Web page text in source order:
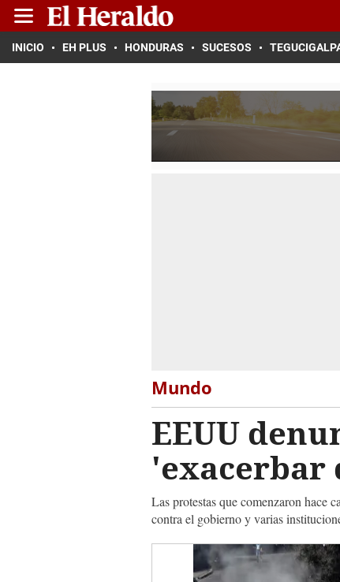
INICIO EH PLUS HONDURAS SUCESOS
Mundo
EEUU
'exacerbar
Las protestas que comenzaron hace
contra el gobierno y varias